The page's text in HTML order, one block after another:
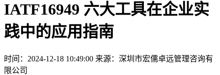
IATF16949 六大工具在企业实
践中的应用指南
时间：2024-12-18 10:49:00 来源：深圳市宏儒卓远管理咨询有
限公司